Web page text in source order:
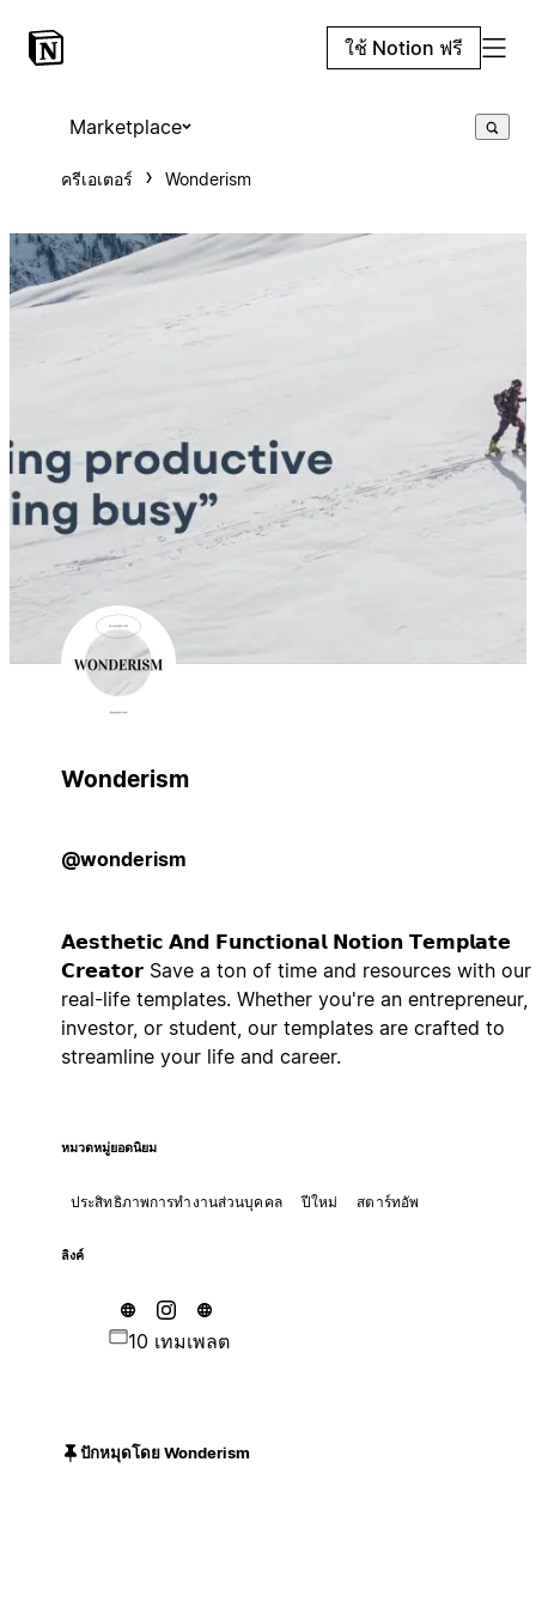
ใช้ Notion ฟรี
Marketplace
ครีเอเตอร์ Wonderism
Wonderism
@wonderism
𝗔𝗲𝘀𝘁𝗵𝗲𝘁𝗶𝗰 𝗔𝗻𝗱 𝗙𝘂𝗻𝗰𝘁𝗶𝗼𝗻𝗮𝗹 𝗡𝗼𝘁𝗶𝗼𝗻 𝗧𝗲𝗺𝗽𝗹𝗮𝘁𝗲
𝗖𝗿𝗲𝗮𝘁𝗼𝗿 Save a ton of time and resources with our
real-life templates. Whether you're an entrepreneur,
investor, or student, our templates are crafted to
streamline your life and career.
หมวดหมู่ยอดนิยม
ประสิทธิภาพการทำงานส่วนบุคคล ปีใหม่ สตาร์ทอัพ
ลิงค์
10 เทมเพลต
ปักหมุดโดย Wonderism